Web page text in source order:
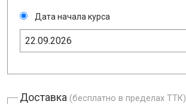
Дата начала курса
Доставка (бесплатно в пределах ТТК)